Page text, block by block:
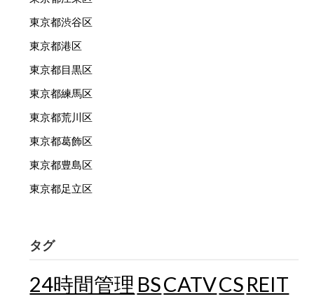
東京都渋谷区
東京都港区
東京都目黒区
東京都練馬区
東京都荒川区
東京都葛飾区
東京都豊島区
東京都足立区
タグ
24時間管理 BSCATVCS REIT